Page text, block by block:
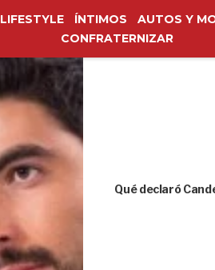
LIFESTYLE ÍNTIMOS AUTOS Y
CONFRATERNIZAR
Qué declaró